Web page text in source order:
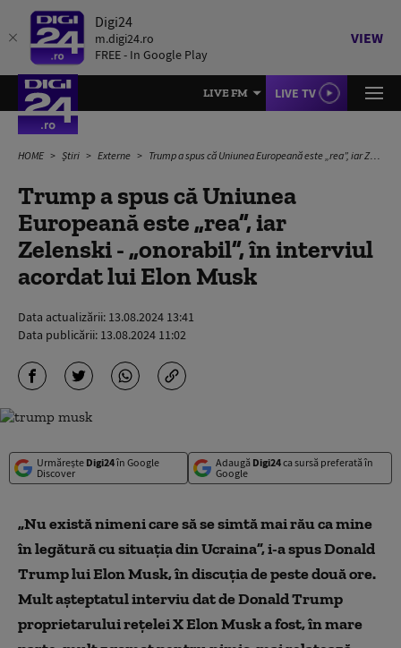
Digi24
m.digi24.ro
FREE - In Google Play
VIEW
LIVE FM LIVE TV
HOME Știri Externe Trump a spus că Uniunea Europeană este „rea”, iar Zelenski - „onorabil”, în interviul acordat lui Elon Musk
Trump a spus că Uniunea
Europeană este „rea”, iar
Zelenski - „onorabil”, în interviul
acordat lui Elon Musk
Data actualizării: 13.08.2024 13:41
Data publicării: 13.08.2024 11:02
Urmărește Digi24în Google
Discover
Adaugă Digi24ca sursă preferată în
Google
„Nu există nimeni care să se simtă mai rău ca mine
în legătură cu situația din Ucraina”, i-a spus Donald
Trump lui Elon Musk, în discuția de peste două ore.
Mult așteptatul interviu dat de Donald Trump
proprietarului rețelei X Elon Musk a fost, în mare